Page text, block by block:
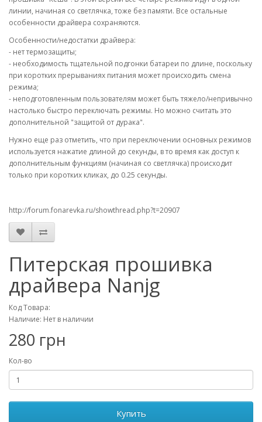
линии, начиная со светлячка, тоже без памяти. Все остальные
особенности драйвера сохраняются.
Особенности/недостатки драйвера:
- нет термозащиты;
- необходимость тщательной подгонки батареи по длине, поскольку
при коротких прерываниях питания может происходить смена
режима;
- неподготовленным пользователям может быть тяжело/непривычно
настолько быстро переключать режимы. Но можно считать это
дополнительной "защитой от дурака".
Нужно еще раз отметить, что при переключении основных режимов
используется нажатие длиной до секунды, в то время как доступ к
дополнительным функциям (начиная со светлячка) происходит
только при коротких кликах, до 0.25 секунды.
http://forum.fonarevka.ru/showthread.php?t=20907
Питерская прошивка
драйвера Nanjg
Код Товара:
Наличие: Нет в наличии
280 грн
Кол-во
Купить